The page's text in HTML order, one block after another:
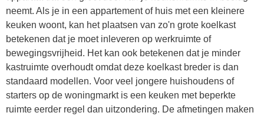
neemt. Als je in een appartement of huis met een kleinere
keuken woont, kan het plaatsen van zo'n grote koelkast
betekenen dat je moet inleveren op werkruimte of
bewegingsvrijheid. Het kan ook betekenen dat je minder
kastruimte overhoudt omdat deze koelkast breder is dan
standaard modellen. Voor veel jongere huishoudens of
starters op de woningmarkt is een keuken met beperkte
ruimte eerder regel dan uitzondering. De afmetingen maken